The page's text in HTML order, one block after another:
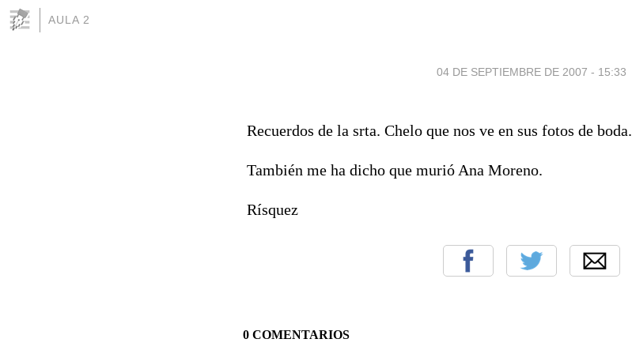
AULA 2
04 DE SEPTIEMBRE DE 2007 - 15:33
Recuerdos de la srta. Chelo que nos ve en sus fotos de boda.
También me ha dicho que murió Ana Moreno.
Rísquez
0 COMENTARIOS